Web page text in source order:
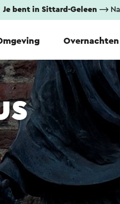
Je bent in Sittard-Geleen ⟶
Overnachten